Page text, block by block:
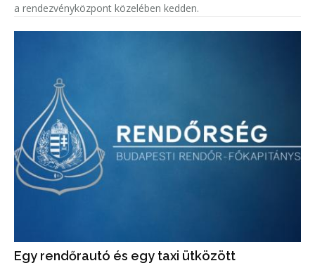
a rendezvényközpont közelében kedden.
Egy rendőrautó és egy taxi ütközött